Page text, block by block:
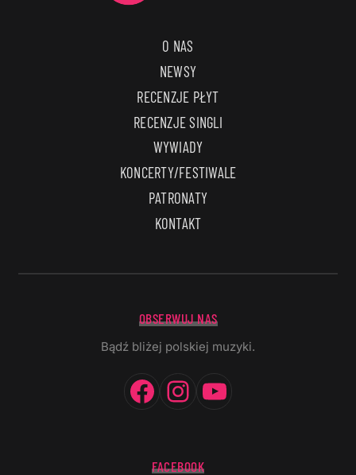
O NAS
NEWSY
RECENZJE PŁYT
RECENZJE SINGLI
WYWIADY
KONCERTY/FESTIWALE
PATRONATY
KONTAKT
OBSERWUJ NAS
Bądź bliżej polskiej muzyki.
Facebook
Instagram
FACEBOOK